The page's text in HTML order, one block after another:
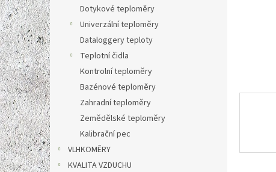
Dotykové teploměry
Univerzální teploměry
Dataloggery teploty
Teplotní čidla
Kontrolní teploměry
Bazénové teploměry
Zahradní teploměry
Zemědělské teploměry
Kalibrační pec
VLHKOMĚRY
KVALITA VZDUCHU